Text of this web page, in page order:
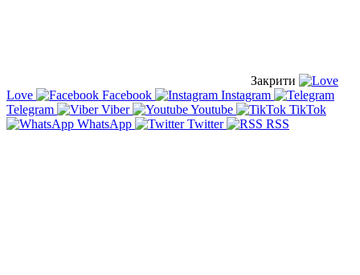
Закрити
Love
Facebook
Instagram
Telegram
Viber Youtube
TikTok
WhatsApp
Twitter RSS